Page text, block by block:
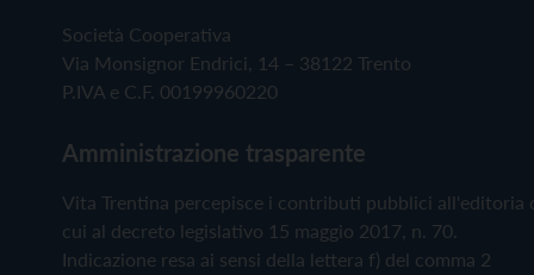
Società Cooperativa
Via Monsignor Endrici, 14 – 38122 Trento
P.IVA e C.F. 00199960220
Amministrazione trasparente
Vita Trentina percepisce i contributi pubblici all'editoria
cui al decreto legislativo 15 maggio 2017, n. 70.
Indicazione resa ai sensi della lettera f) del comma 2